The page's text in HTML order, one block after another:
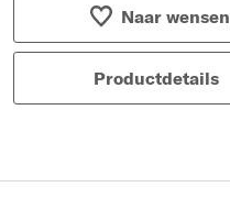
Naar wensen
Productdetails